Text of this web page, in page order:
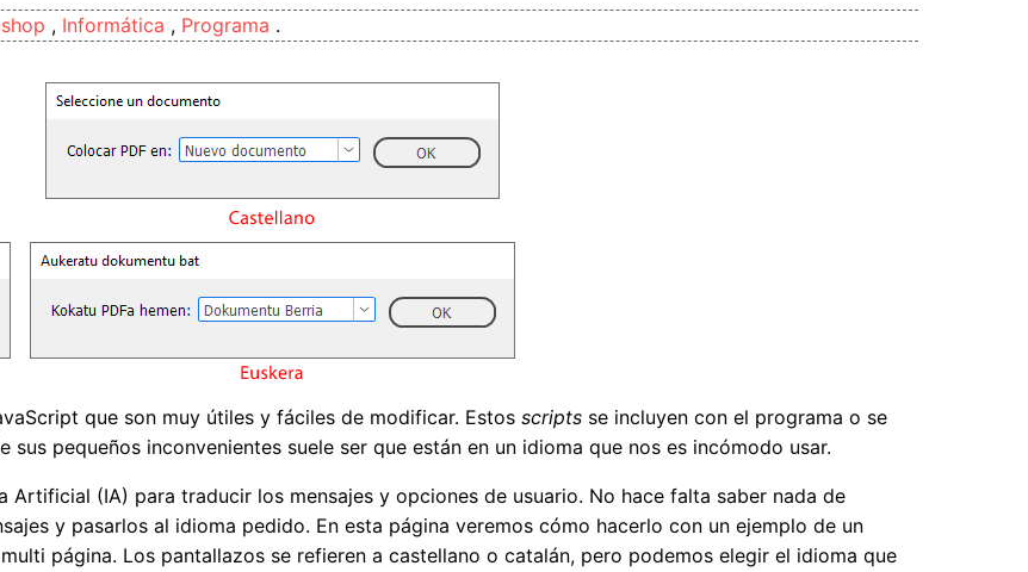
, Informática , Programa .
que son muy útiles y fáciles de modificar. Estos scripts se incluyen con el programa o se
pequeños inconvenientes suele ser que están en un idioma que nos es incómodo usar.
Artificial (IA) para traducir los mensajes y opciones de usuario. No hace falta saber nada de
y pasarlos al idioma pedido. En esta página veremos cómo hacerlo con un ejemplo de un
página. Los pantallazos se refieren a castellano o catalán, pero podemos elegir el idioma que